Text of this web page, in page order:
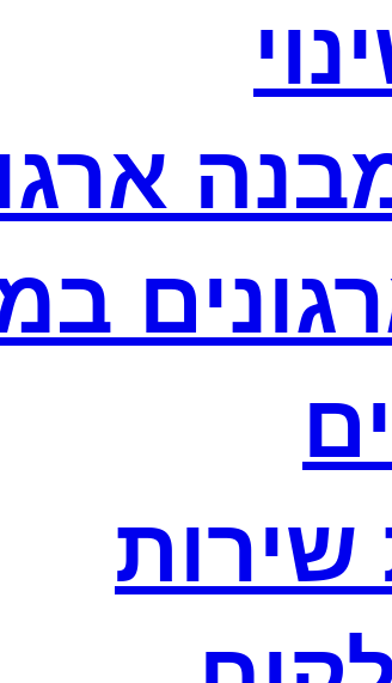
שירות